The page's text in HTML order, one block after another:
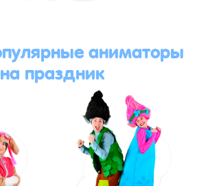
аниматоры
на праздник